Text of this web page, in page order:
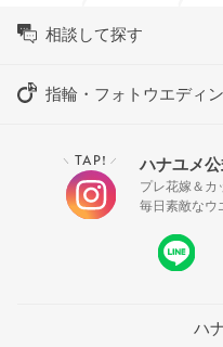
相談して探す
指輪・フォトウエディ
＼ TAP! ／ ハナユメ
プレ花嫁＆カ
毎日素敵なウ
ハ